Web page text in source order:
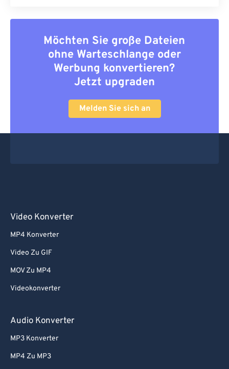
Möchten Sie große Dateien
ohne Warteschlange oder
Werbung konvertieren?
Jetzt upgraden
Melden Sie sich an
Video Konverter
MP4 Konverter
Video Zu GIF
MOV Zu MP4
Videokonverter
Audio Konverter
MP3 Konverter
MP4 Zu MP3